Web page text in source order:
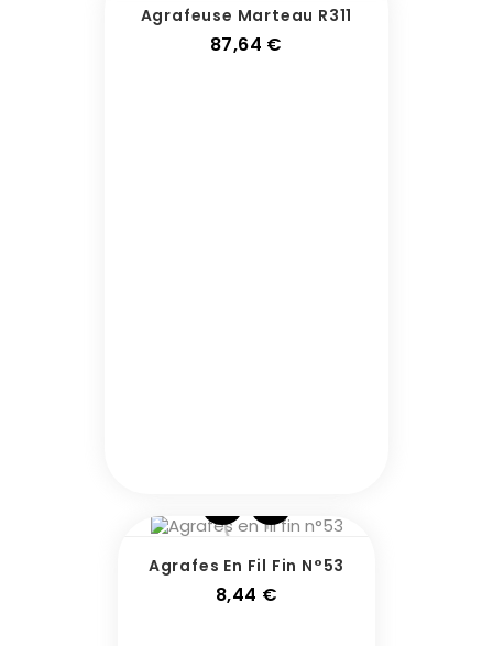
Agrafeuse Marteau R311
87,64 €
Agrafes En Fil Fin N°53
8,44 €